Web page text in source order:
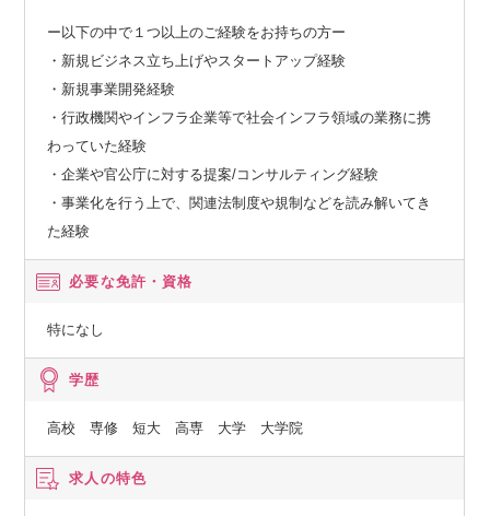
ー以下の中で１つ以上のご経験をお持ちの方ー
・新規ビジネス立ち上げやスタートアップ経験
・新規事業開発経験
・行政機関やインフラ企業等で社会インフラ領域の業務に携
わっていた経験
・企業や官公庁に対する提案/コンサルティング経験
・事業化を行う上で、関連法制度や規制などを読み解いてき
た経験
必要な免許・資格
特になし
学歴
高校 専修 短大 高専 大学 大学院
求人の特色